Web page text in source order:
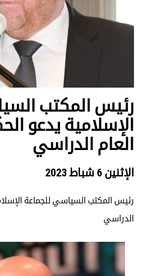
رئيس المكتب
الإسلامية يدعو
العام الدراسي
الإثنين 6 شباط 2023
رئيس المكتب السياسي للجماعة
الدراسي